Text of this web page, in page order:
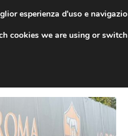
esperienza d'uso e
cookies we are using or